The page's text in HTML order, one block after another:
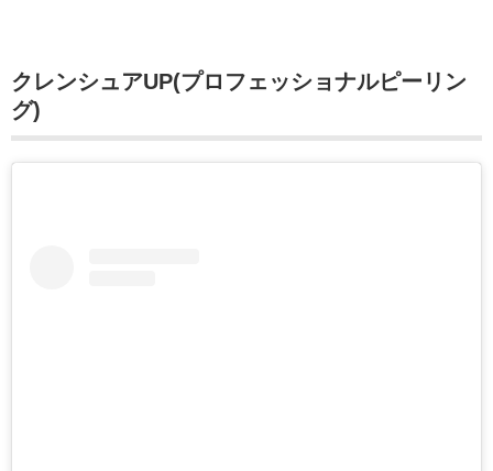
クレンシュアUP(プロフェッショナルピーリン
グ)